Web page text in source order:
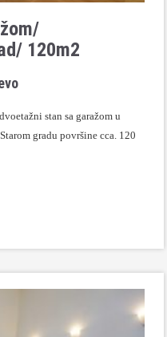
120m2
stan sa garažom u
gradu površine cca. 120